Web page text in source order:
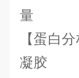
量
【蛋白
凝胶